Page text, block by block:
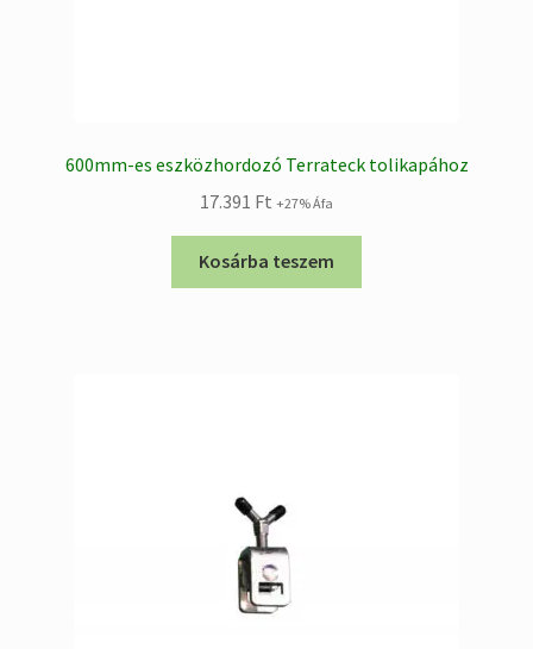
600mm-es eszközhordozó Terrateck tolikapához
17.391 Ft +27% Áfa
Kosárba teszem